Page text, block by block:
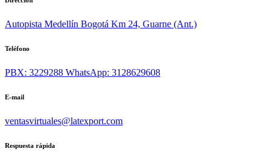
Autopista Medellín Bogotá Km 24, Guarne (Ant.)
Teléfono
PBX: 3229288 WhatsApp: 3128629608
E-mail
ventasvirtuales@latexport.com
Respuesta rápida